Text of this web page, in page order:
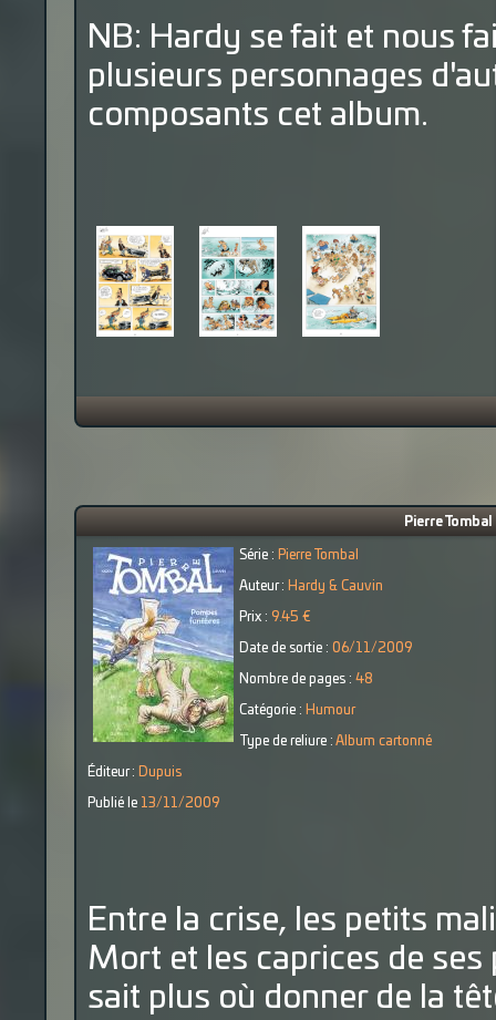
NB: Hardy se fait et nous
plusieurs personnages
composants cet album.
Pierre
Série : Pierre Tombal
Auteur : Hardy & Cauvin
Prix : 9.45 €
Date de sortie : 06/11/2009
Nombre de pages : 48
Catégorie : Humour
Type de reliure : Album cartonné
Éditeur : Dupuis
Publié le 13/11/2009
Entre la crise, les petits
Mort et les caprices de ses
sait plus où donner de la